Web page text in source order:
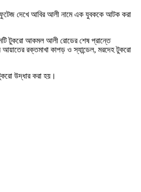
ফুটেজ দেখে আবির আলী নামে এক যুবককে আটক করা
টুকরো আকমল আলী রোডের শেষ প্রান্তে
আয়াতের রক্তমাখা কাপড় ও স্যান্ডেল, মরদেহ টুকরো
উদ্ধার করা হয়।